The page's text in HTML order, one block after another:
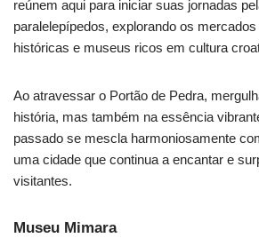
reúnem aqui para iniciar suas jornadas
paralelepípedos, explorando os
históricas e museus ricos em cultura
Ao atravessar o Portão de Pedra,
história, mas também na essência
passado se mescla harmoniosamente
uma cidade que continua a encantar e
visitantes.
Museu Mimara